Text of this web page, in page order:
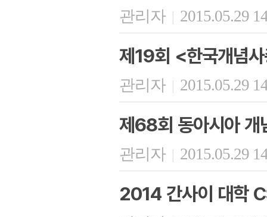
관리자 | 2015.05.29
제19회 <한국개념
관리자 | 2015.05.29
제68회 동아시아 개
관리자 | 2015.05.29
2014 간사이 대학